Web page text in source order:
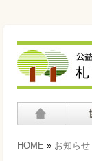
HOME » お知らせ